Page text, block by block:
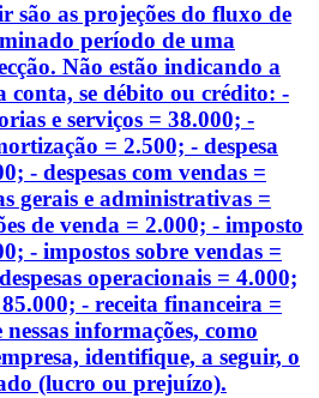
são as projeções do fluxo de
período de uma
Não estão indicando a
conta, se débito ou crédito: -
e serviços = 38.000; -
= 2.500; - despesa
- despesas com vendas =
gerais e administrativas =
de venda = 2.000; - imposto
- impostos sobre vendas =
operacionais = 4.000;
- receita financeira =
informações, como
identifique, a seguir, o
(lucro ou prejuízo).